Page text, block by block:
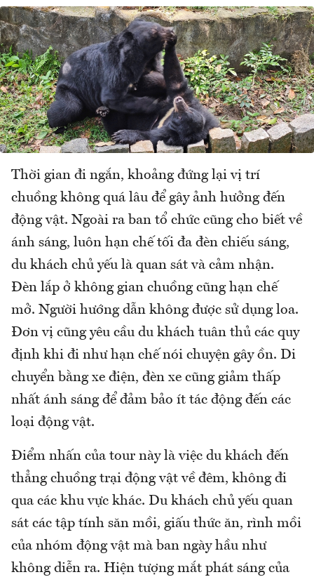
Thời gian đi ngắn, khoảng đứng lại vị trí
chuồng không quá lâu để gây ảnh hưởng đến
động vật. Ngoài ra ban tổ chức cũng cho biết về
ánh sáng, luôn hạn chế tối đa đèn chiếu sáng,
du khách chủ yếu là quan sát và cảm nhận.
Đèn lắp ở không gian chuồng cũng hạn chế
mở. Người hướng dẫn không được sử dụng loa.
Đơn vị cũng yêu cầu du khách tuân thủ các quy
định khi đi như hạn chế nói chuyện gây ồn. Di
chuyển bằng xe điện, đèn xe cũng giảm thấp
nhất ánh sáng để đảm bảo ít tác động đến các
loại động vật.
Điểm nhấn của tour này là việc du khách đến
thẳng chuồng trại động vật về đêm, không đi
qua các khu vực khác. Du khách chủ yếu quan
sát các tập tính săn mồi, giấu thức ăn, rình mồi
của nhóm động vật mà ban ngày hầu như
không diễn ra. Hiện tượng mắt phát sáng của